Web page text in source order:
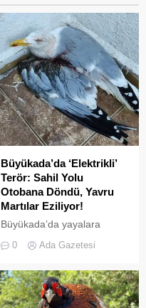
Büyükada’da ‘Elektrikli’
Terör: Sahil Yolu
Otobana Döndü, Yavru
Martılar Eziliyor!
Büyükada’da yayalara
ayrılan sahil şeridi, kural
tanımaz elektrikli araç
ölüm yoluna dönüştü.
Denetimsizliğin ve aşırı
0 Ada Gazetesi